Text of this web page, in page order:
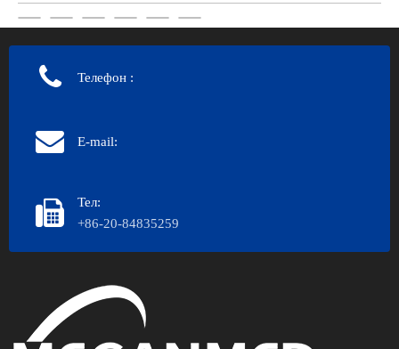
Телефон :
E-mail:
Тел:
+86-20-84835259